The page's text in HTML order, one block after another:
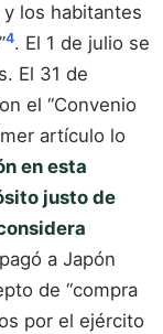
los habitantes
4. El 1 de julio se
El 31 de
el “Convenio
artículo lo
en esta
justo de
a Japón
de “compra
por el ejército